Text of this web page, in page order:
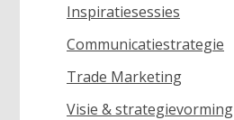
Inspiratiesessies
Communicatiestrategie
Trade Marketing
Visie & strategievorming